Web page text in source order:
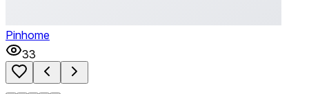
Pinhome
33